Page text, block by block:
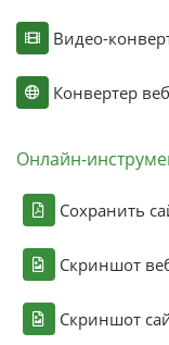
Видео-
Конвертер
Онлайн-
Сохранить
Скриншот
Скриншот